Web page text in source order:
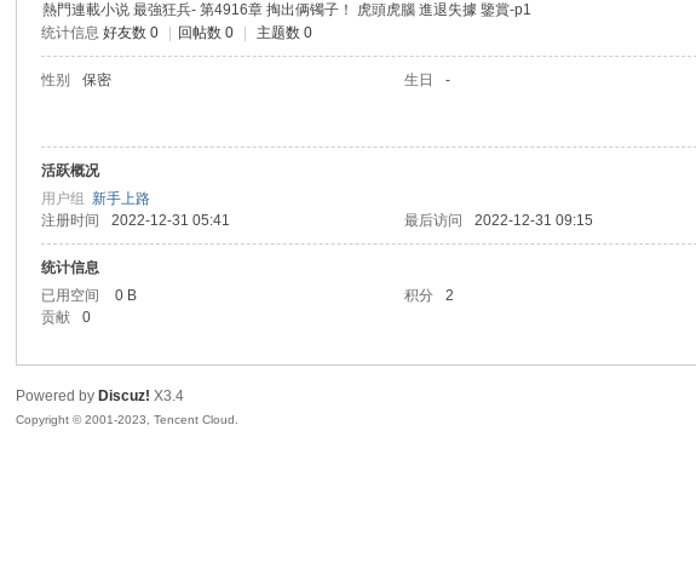
熱門連載小说 最強狂兵- 第4916章 掏出俩镯子！ 虎頭虎腦 進退失據 鑒賞-p1
统计信息 好友数 0 回帖数 0 主题数 0
性别 保密 生日 -
活跃概况
用户组新手上路
注册时间
2022-12-31 05:41 最后访问 2022-12-31 09:15
统计信息
已用空间
0 B 积分 2
贡献
0
Powered by Discuz! X3.4
Copyright © 2001-2023, Tencent Cloud.